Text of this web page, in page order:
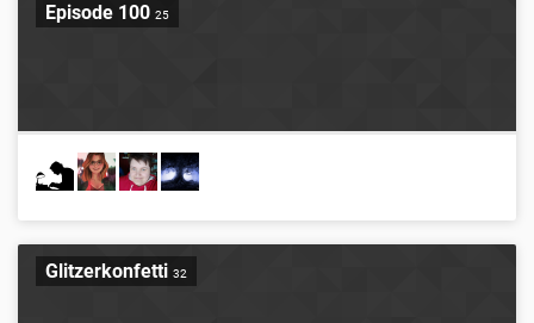
Episode 100 25
Glitzerkonfetti 32